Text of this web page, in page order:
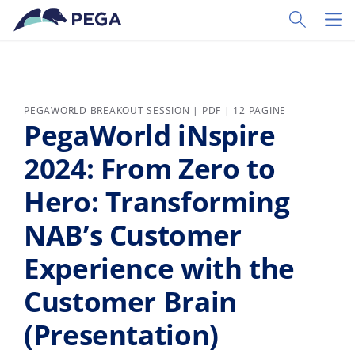
Vai direttamente al contenuto principale
Toggle
PEGAWORLD BREAKOUT SESSION | PDF | 12 PAGINE
PegaWorld iNspire
2024: From Zero to
Hero: Transforming
NAB’s Customer
Experience with the
Customer Brain
(Presentation)